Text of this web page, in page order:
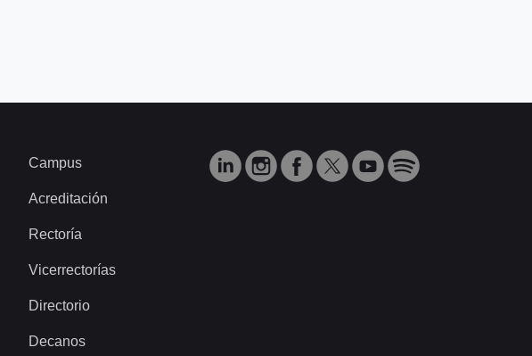
Campus
Acreditación
Rectoría
Vicerrectorías
Directorio
Decanos